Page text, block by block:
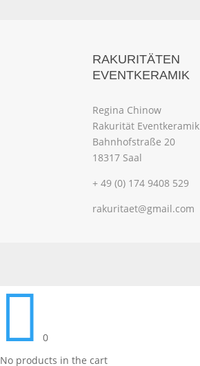
RAKURITÄTEN
EVENTKERAMIK
Regina Chinow
Rakurität Eventkeramik
Bahnhofstraße 20
18317 Saal
+ 49 (0) 174 9408 529
rakuritaet@gmail.com

0
No products in the cart